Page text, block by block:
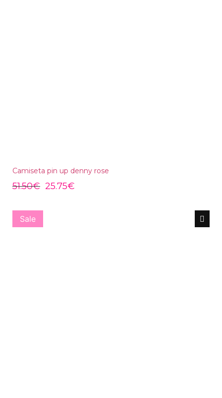
Camiseta pin up denny rose
51.50€ 25.75€
Sale